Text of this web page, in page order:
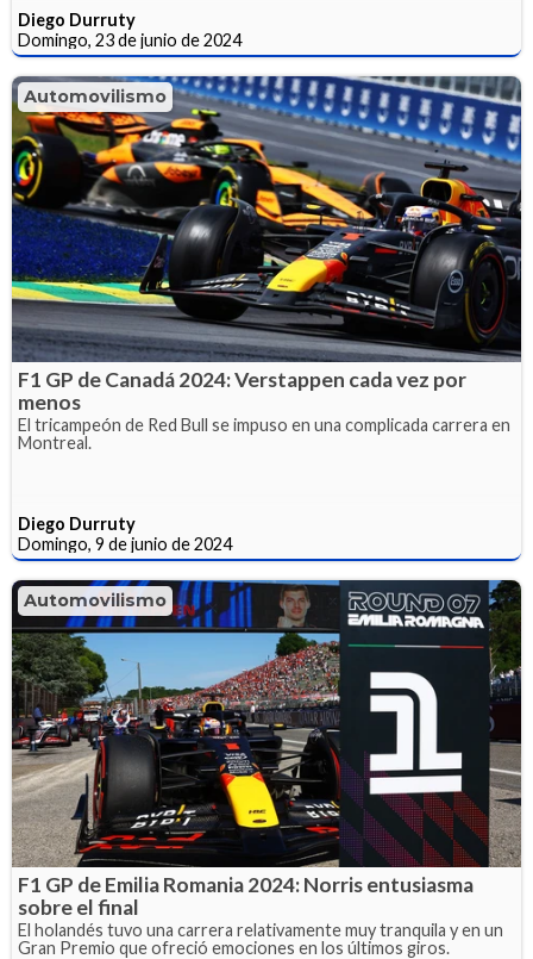
Diego Durruty
Domingo, 23 de junio de 2024
Automovilismo
F1 GP de Canadá 2024: Verstappen cada vez por
menos
El tricampeón de Red Bull se impuso en una complicada carrera en
Montreal.
Diego Durruty
Domingo, 9 de junio de 2024
Automovilismo
F1 GP de Emilia Romania 2024: Norris entusiasma
sobre el final
El holandés tuvo una carrera relativamente muy tranquila y en un
Gran Premio que ofreció emociones en los últimos giros.